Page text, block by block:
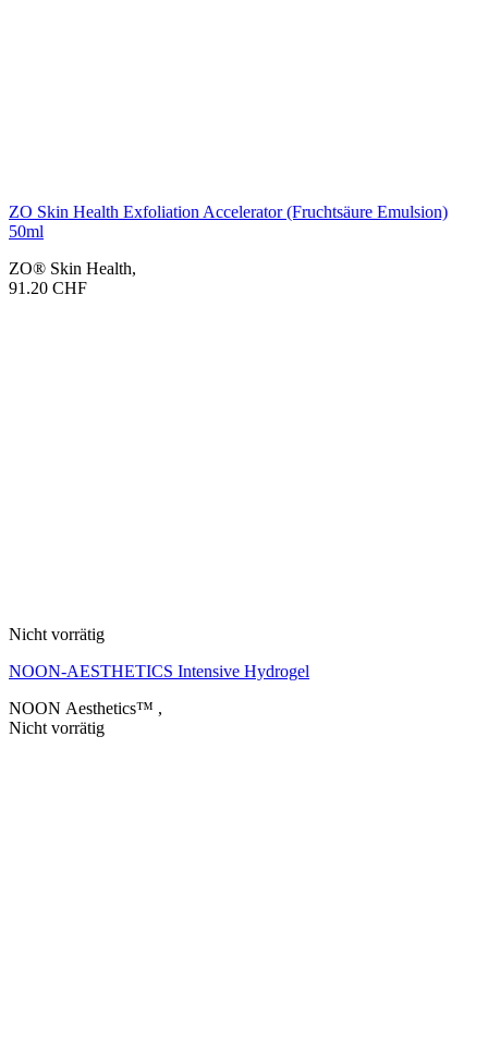
ZO Skin Health Exfoliation Accelerator (Fruchtsäure Emulsion)
50ml
ZO® Skin Health,
91.20 CHF
Nicht vorrätig
NOON-AESTHETICS Intensive Hydrogel
NOON Aesthetics™ ,
Nicht vorrätig